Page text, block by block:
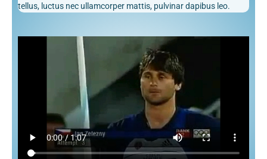
tellus, luctus nec ullamcorper mattis, pulvinar dapibus leo.